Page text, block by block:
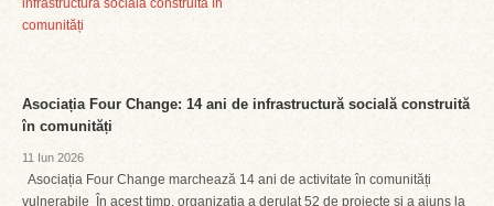
Asociația Four Change: 14 ani de infrastructură socială construită
în comunități
11 Iun 2026
Asociația Four Change marchează 14 ani de activitate în comunități
vulnerabile În acest timp, organizația a derulat 52 de proiecte și a ajuns la